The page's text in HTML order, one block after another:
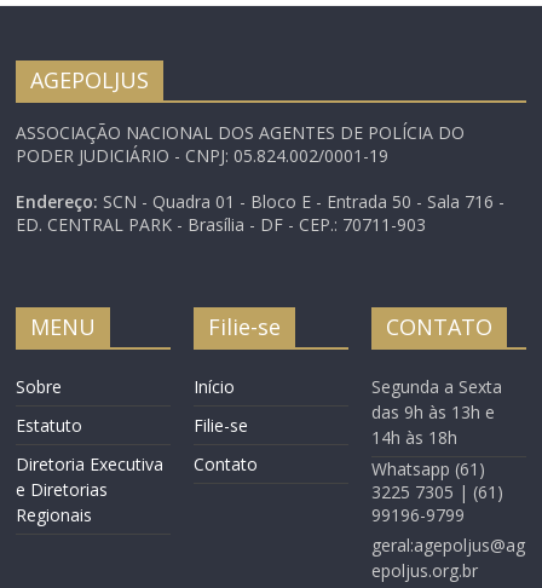
Fernando Monteiro
presidente do colegiado,
com 17 votos favoráveis
e dois votos em branco.
O deputado Arthur
Oliveira…
AGEPOLJUS
ASSOCIAÇÃO NACIONAL DOS AGENTES DE POLÍCIA DO
PODER JUDICIÁRIO - CNPJ: 05.824.002/0001-19
Endereço: SCN - Quadra 01 - Bloco E - Entrada 50 - Sala 716 -
ED. CENTRAL PARK - Brasília - DF - CEP.: 70711-903
MENU
Sobre
Estatuto
Diretoria Executiva
e Diretorias
Regionais
Filie-se
Início
Filie-se
Contato
CONTATO
Segunda a Sexta
das 9h às 13h e
14h às 18h
Whatsapp (61)
3225 7305 | (61)
99196-9799
geral:agepoljus@ag
epoljus.org.br